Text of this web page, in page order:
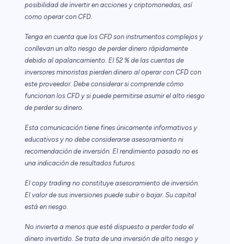
posibilidad de invertir en acciones y criptomonedas, así
como operar con CFD.
Tenga en cuenta que los CFD son instrumentos complejos y
conllevan un alto riesgo de perder dinero rápidamente
debido al apalancamiento. El 52 % de las cuentas de
inversores minoristas pierden dinero al operar con CFD con
este proveedor. Debe considerar si comprende cómo
funcionan los CFD y si puede permitirse asumir el alto riesgo
de perder su dinero.
Esta comunicación tiene fines únicamente informativos y
educativos y no debe considerarse asesoramiento ni
recomendación de inversión. El rendimiento pasado no es
una indicación de resultados futuros.
El copy trading no constituye asesoramiento de inversión.
El valor de sus inversiones puede subir o bajar. Su capital
está en riesgo.
No invierta a menos que esté dispuesto a perder todo el
dinero invertido. Se trata de una inversión de alto riesgo y